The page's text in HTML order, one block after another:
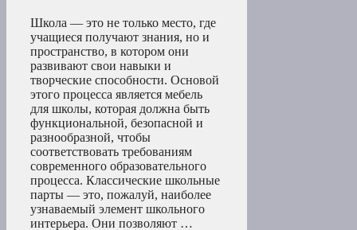
Школа — это не только место, где
учащиеся получают знания, но и
пространство, в котором они
развивают свои навыки и
творческие способности. Основой
этого процесса является мебель
для школы, которая должна быть
функциональной, безопасной и
разнообразной, чтобы
соответствовать требованиям
современного образовательного
процесса. Классические школьные
парты — это, пожалуй, наиболее
узнаваемый элемент школьного
интерьера. Они позволяют …